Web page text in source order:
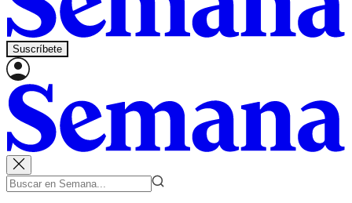
Suscríbete